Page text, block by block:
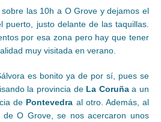
las 10h a O Grove y dejamos el
puerto, justo delante de las taquillas.
por esa zona pero hay que tener
muy visitada en verano.
es bonito ya de por sí, pues se
la provincia de La Coruñaa un
de Pontevedra al otro. Además, al
O Grove, se nos acercaron unos